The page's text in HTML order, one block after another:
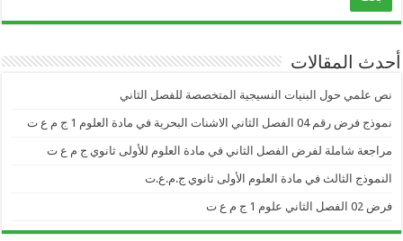
أحدث المقالات
نص علمي حول البنيات النسيجية المتخصصة للفصل الثاني
نموذج فرض رقم 04 الفصل الثاني الاشنات البحرية في مادة العلوم 1 ج م ع ت
مراجعة شاملة لفرض الفصل الثاني في مادة العلوم للأولى ثانوي ج م ع ت
النموذج الثالث في مادة العلوم الأولى ثانوي ج.م.ع.ت
فرض 02 الفصل الثاني علوم 1 ج م ع ت